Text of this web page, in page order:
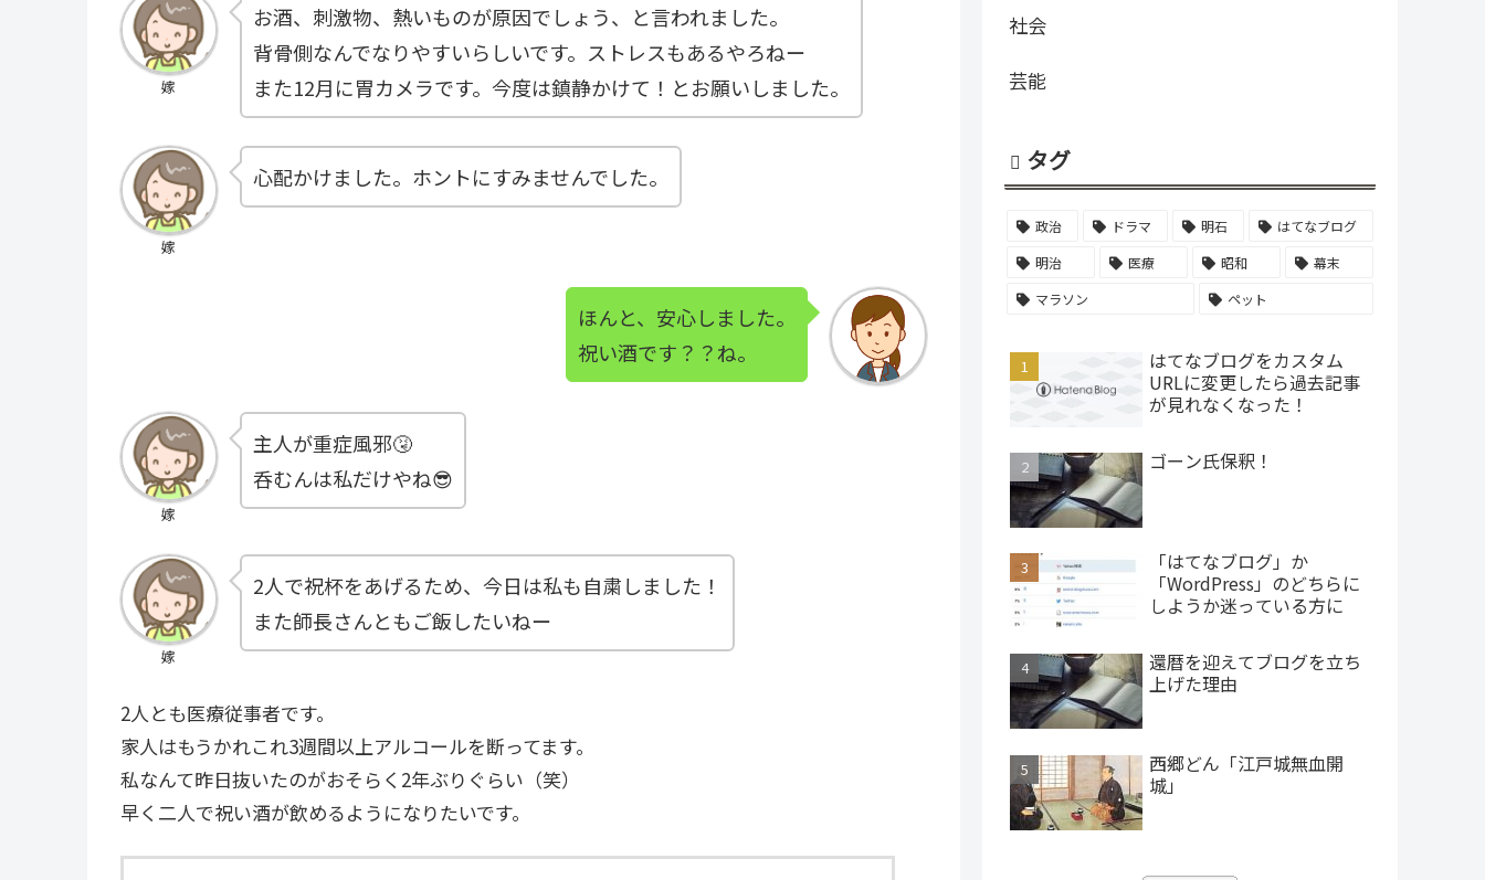
嫁
お酒、刺激物、熱いものが原因でしょう、と言われました。
背骨側なんでなりやすいらしいです。ストレスもあるやろねー
また12月に胃カメラです。今度は鎮静かけて！とお願いしました。
嫁
心配かけました。ホントにすみませんでした。
ほんと、安心しました。
祝い酒です？？ね。
嫁
主人が重症風邪🤧
呑むんは私だけやね😎
嫁
2人で祝杯をあげるため、今日は私も自粛しました！
また師長さんともご飯したいねー
2人とも医療従事者です。
家人はもうかれこれ3週間以上アルコールを断ってます。
私なんて昨日抜いたのがおそらく2年ぶりぐらい（笑）
早く二人で祝い酒が飲めるようになりたいです。
社会
芸能
タグ
政治 ドラマ 明石
はてなブログ
明治
医療 昭和
幕末
マラソン
ペット
はてなブログをカスタム
URLに変更したら過去記事
が見れなくなった！
ゴーン氏保釈！
「はてなブログ」か
「WordPress」のどちらに
しようか迷っている方に
還暦を迎えてブログを立ち
上げた理由
西郷どん「江戸城無血開
城」